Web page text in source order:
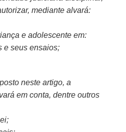
mediante alvará:
e adolescente em:
e seus ensaios;
neste artigo, a
em conta, dentre outros